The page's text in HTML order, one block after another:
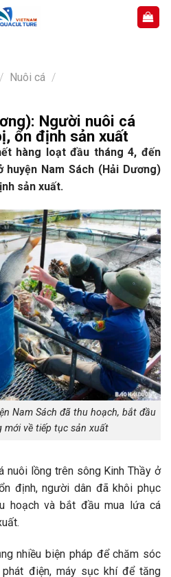
/ Nuôi cá /
Người nuôi cá
ổn định sản xuất
hàng loạt đầu tháng 4, đến
Nam Sách (Hải Dương)
sản xuất.
Nam Sách đã thu hoạch, bắt đầu
mới về tiếp tục sản xuất
nuôi lồng trên sông Kinh Thầy ở
định, người dân đã khôi phục
hoạch và bắt đầu mua lứa cá
nhiều biện pháp để chăm sóc
điện, máy sục khí để tăng